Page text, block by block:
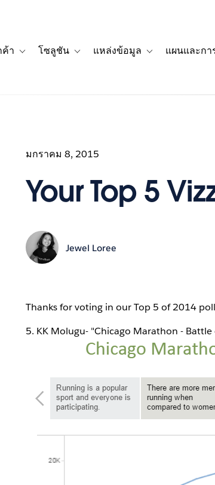
for ผลิตภัณฑ์
ค้า
Toggle sub-navigation for เรื่องราวของลูกค้า
โซลูชัน
Toggle sub-navigation for โซลูชัน
แหล่งข้อมูล แผนและก
มกราคม 8, 2015
Your Top 5
Jewel Loree
Thanks for voting in our Top 5 of 2014
5. KK Molugu- "Chicago Marathon - Battle